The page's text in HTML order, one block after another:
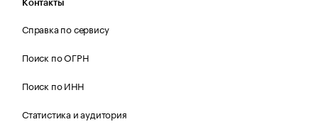
Контакты
Справка по сервису
Поиск по ОГРН
Поиск по ИНН
Статистика и аудитория